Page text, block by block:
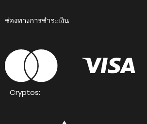
ช่องทางการชำระเงิน
Cryptos: